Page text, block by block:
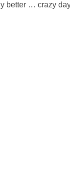
better … crazy